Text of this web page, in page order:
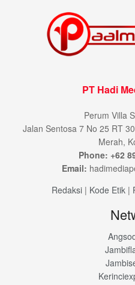
PT Hadi
Perum Villa
Jalan Sentosa 7 No 25 RT
Merah,
Phone: +62
Email:
Redaksi | Kode Etik |